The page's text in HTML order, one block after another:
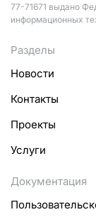
77-71671 выдано
информационных
Разделы
Новости
Контакты
Проекты
Услуги
Документация